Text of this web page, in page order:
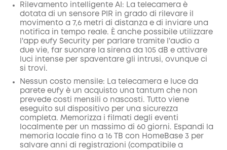
Rilevamento intelligente AI: La telecamera è
dotata di un sensore PIR in grado di rilevare il
movimento a 7,6 metri di distanza e di inviare una
notifica in tempo reale. È anche possibile utilizzare
l'app eufy Security per parlare tramite l'audio a
due vie, far suonare la sirena da 105 dB e attivare
luci intense per spaventare gli intrusi, ovunque ci
si trovi.
Nessun costo mensile: La telecamera e luce da
parete eufy è un acquisto una tantum che non
prevede costi mensili o nascosti. Tutto viene
eseguito sul dispositivo per una sicurezza
completa. Memorizza i filmati degli eventi
localmente per un massimo di 60 giorni. Espandi la
memoria locale fino a 16 TB con HomeBase 3 per
salvare anni di registrazioni (compatibile a